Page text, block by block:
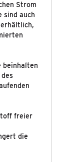
Strom
sind auch
beinhalten
freier
die